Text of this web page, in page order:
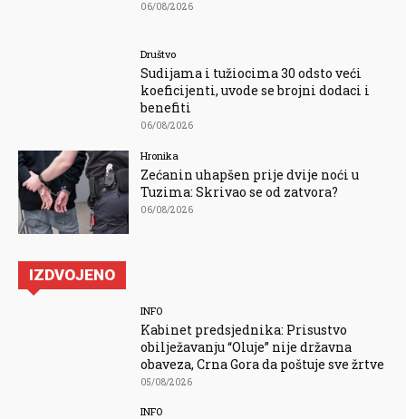
06/08/2026
Društvo
Sudijama i tužiocima 30 odsto veći
koeficijenti, uvode se brojni dodaci i
benefiti
06/08/2026
Hronika
Zećanin uhapšen prije dvije noći u
Tuzima: Skrivao se od zatvora?
06/08/2026
IZDVOJENO
INFO
Kabinet predsjednika: Prisustvo
obilježavanju “Oluje” nije državna
obaveza, Crna Gora da poštuje sve žrtve
05/08/2026
INFO